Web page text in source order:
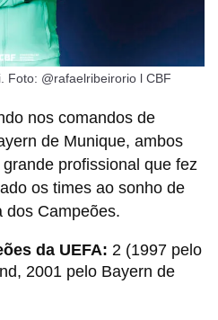
Foto: @rafaelribeirorio l CBF
nos comandos de
de Munique, ambos
profissional que fez
os times ao sonho de
dos Campeões.
da UEFA: 2 (1997 pelo
2001 pelo Bayern de